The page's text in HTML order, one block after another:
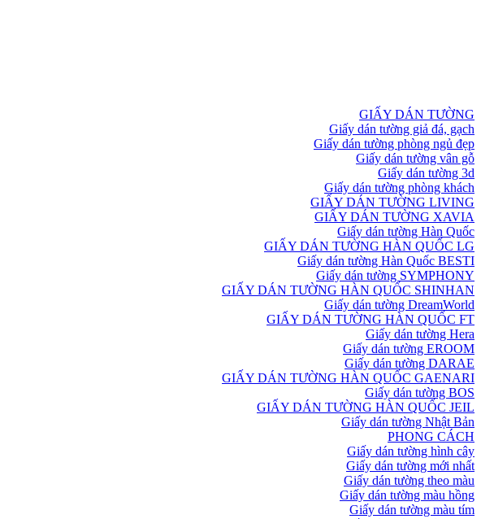
GIẤY DÁN TƯỜNG
Giấy dán tường giả đá, gạch
Giấy dán tường phòng ngủ đẹp
Giấy dán tường vân gỗ
Giấy dán tường 3d
Giấy dán tường phòng khách
GIẤY DÁN TƯỜNG LIVING
GIẤY DÁN TƯỜNG XAVIA
Giấy dán tường Hàn Quốc
GIẤY DÁN TƯỜNG HÀN QUỐC LG
Giấy dán tường Hàn Quốc BESTI
Giấy dán tường SYMPHONY
GIẤY DÁN TƯỜNG HÀN QUỐC SHINHAN
Giấy dán tường DreamWorld
GIẤY DÁN TƯỜNG HÀN QUỐC FT
Giấy dán tường Hera
Giấy dán tường EROOM
Giấy dán tường DARAE
GIẤY DÁN TƯỜNG HÀN QUỐC GAENARI
Giấy dán tường BOS
GIẤY DÁN TƯỜNG HÀN QUỐC JEIL
Giấy dán tường Nhật Bản
PHONG CÁCH
Giấy dán tường hình cây
Giấy dán tường mới nhất
Giấy dán tường theo màu
Giấy dán tường màu hồng
Giấy dán tường màu tím